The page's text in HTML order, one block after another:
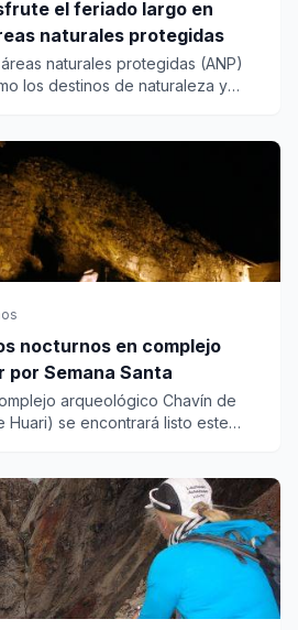
el feriado largo en
naturales protegidas
naturales protegidas (ANP)
los destinos de naturaleza y
nocturnos en complejo
por Semana Santa
arqueológico Chavín de
Huari) se encontrará listo este